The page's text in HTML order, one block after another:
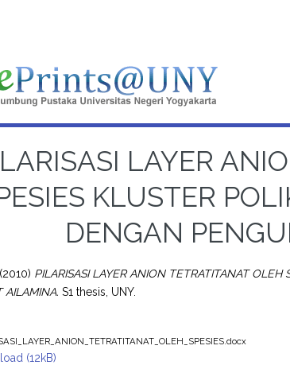
LAYER
KLUSTER
DENGAN
(2010) PILARISASI LAYER ANION TETRATITANAT
AILAMINA. S1 thesis, UNY.
(12kB)